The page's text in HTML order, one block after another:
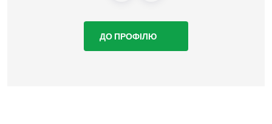
ДО ПРОФІЛЮ